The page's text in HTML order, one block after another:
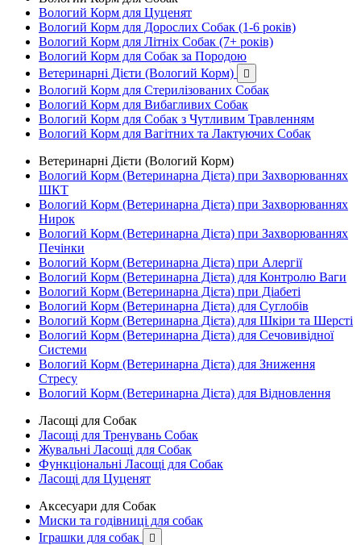
Вологий Корм для Цуценят
Вологий Корм для Дорослих Собак (1-6 років)
Вологий Корм для Літніх Собак (7+ років)
Вологий Корм для Собак за Породою
Ветеринарні Дієти (Вологий Корм)

Вологий Корм для Стерилізованих Собак
Вологий Корм для Вибагливих Собак
Вологий Корм для Собак з Чутливим Травленням
Вологий Корм для Вагітних та Лактуючих Собак
Ветеринарні Дієти (Вологий Корм)
Вологий Корм (Ветеринарна Дієта) при Захворюваннях
ШКТ
Вологий Корм (Ветеринарна Дієта) при Захворюваннях
Нирок
Вологий Корм (Ветеринарна Дієта) при Захворюваннях
Печінки
Вологий Корм (Ветеринарна Дієта) при Алергії
Вологий Корм (Ветеринарна Дієта) для Контролю Ваги
Вологий Корм (Ветеринарна Дієта) при Діабеті
Вологий Корм (Ветеринарна Дієта) для Суглобів
Вологий Корм (Ветеринарна Дієта) для Шкіри та Шерсті
Вологий Корм (Ветеринарна Дієта) для Сечовивідної
Системи
Вологий Корм (Ветеринарна Дієта) для Зниження
Стресу
Вологий Корм (Ветеринарна Дієта) для Відновлення
Ласощі для Собак
Ласощі для Тренувань Собак
Жувальні Ласощі для Собак
Функціональні Ласощі для Собак
Ласощі для Цуценят
Аксесуари для Собак
Миски та годівниці для собак
Іграшки для собак
